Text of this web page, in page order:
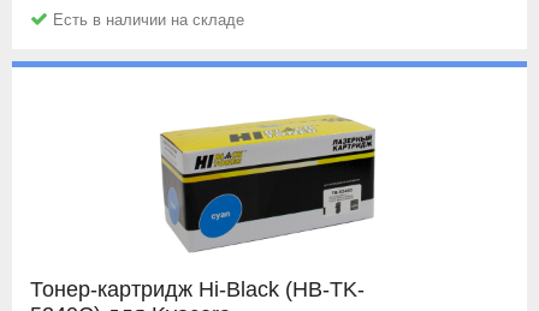
Есть в наличии на складе
Тонер-картридж Hi-Black (HB-TK-